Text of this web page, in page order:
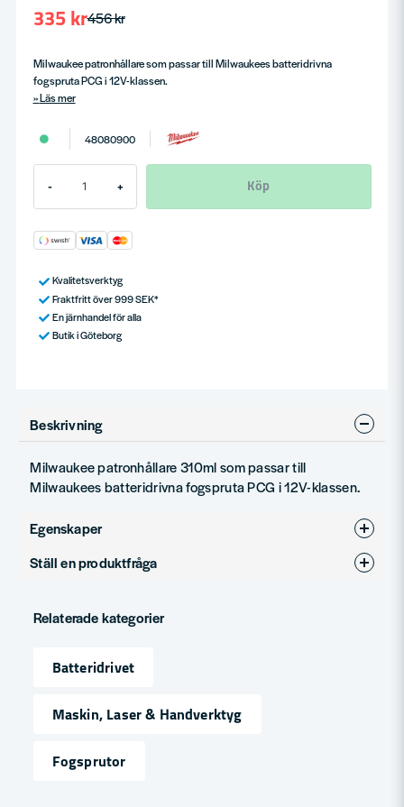
456 kr
335 kr
Milwaukee patronhållare som passar till Milwaukees batteridrivna
fogspruta PCG i 12V-klassen.
Läs mer
48080900
- + Köp
Kvalitetsverktyg
Fraktfritt över 999 SEK*
En järnhandel för alla
Butik i Göteborg
Beskrivning
Milwaukee patronhållare 310ml som passar till
Milwaukees batteridrivna fogspruta PCG i 12V-klassen.
Egenskaper
Varumärke
Ställ en produktfråga
Fråga oss något om denna produkten...
Namn
email
Relaterade kategorier
Batteridrivet
Maskin, Laser & Handverktyg
Fogsprutor